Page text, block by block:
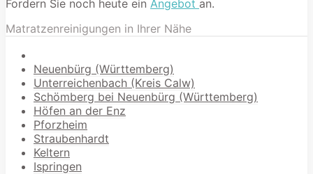
Fordern Sie noch heute ein Angebot an.
Matratzenreinigungen in Ihrer Nähe
Neuenbürg (Württemberg)
Unterreichenbach (Kreis Calw)
Schömberg bei Neuenbürg (Württemberg)
Höfen an der Enz
Pforzheim
Straubenhardt
Keltern
Ispringen